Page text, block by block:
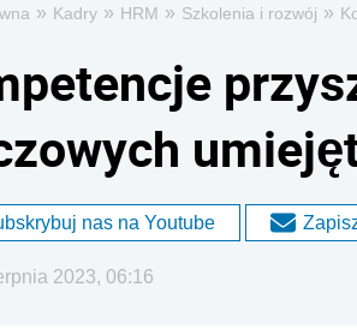
» Kadry » HRM » Szkolenia i rozwój »
nas na Youtube
2023, 06:16